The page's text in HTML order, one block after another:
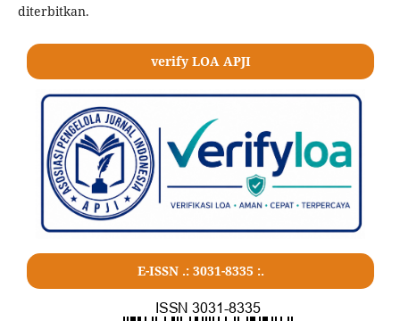
diterbitkan.
verify LOA APJI
E-ISSN .: 3031-8335 :.